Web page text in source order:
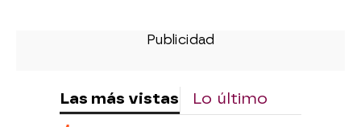
Las más vistas Lo último